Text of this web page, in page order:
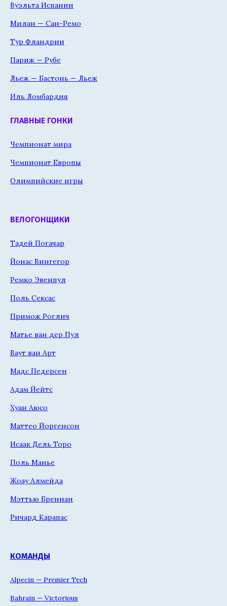
Вуэльта Испании
Милан — Сан-Ремо
Тур Фландрии
Париж — Рубе
Льеж — Бастонь — Льеж
Иль Ломбардия
ГЛАВНЫЕ ГОНКИ
Чемпионат мира
Чемпионат Европы
Олимпийские игры
ВЕЛОГОНЩИКИ
Тадей Погачар
Йонас Вингегор
Ремко Эвенпул
Поль Сексас
Примож Роглич
Матье ван дер Пул
Ваут ван Арт
Мадс Педерсен
Адам Йейтс
Хуан Аюсо
Маттео Йоргенсон
Исаак Дель Торо
Поль Манье
Жоау Алмейда
Мэттью Бреннан
Ричард Карапас
КОМАНДЫ
Alpecin — Premier Tech
Bahrain — Victorious